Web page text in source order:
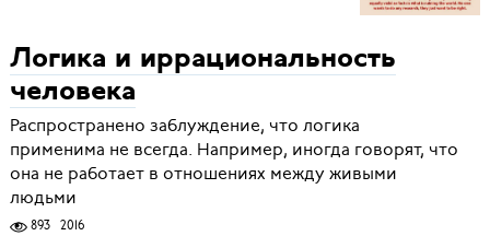
Логика и иррациональность
человека
Распространено заблуждение, что логика
применима не всегда. Например, иногда говорят, что
она не работает в отношениях между живыми
людьми
893 2016